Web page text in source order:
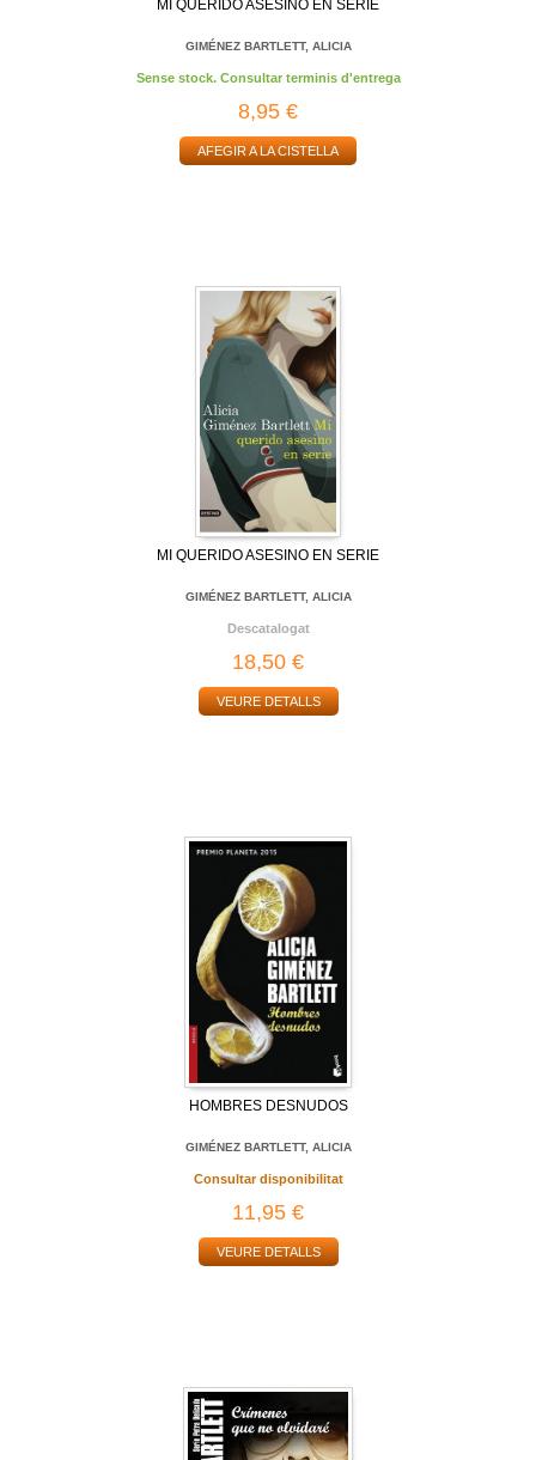
MI QUERIDO ASESINO EN SERIE
GIMÉNEZ BARTLETT, ALICIA
Sense stock. Consultar terminis d'entrega
8,95 €
AFEGIR A LA CISTELLA
MI QUERIDO ASESINO EN SERIE
GIMÉNEZ BARTLETT, ALICIA
Descatalogat
18,50 €
VEURE DETALLS
HOMBRES DESNUDOS
GIMÉNEZ BARTLETT, ALICIA
Consultar disponibilitat
11,95 €
VEURE DETALLS